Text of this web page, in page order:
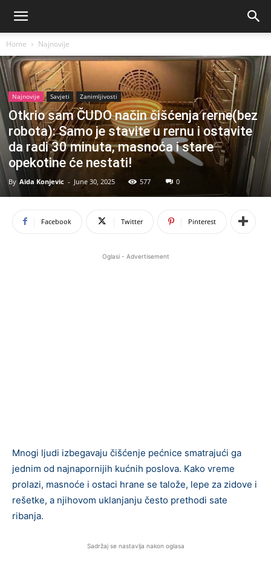
Home Najnovije
Najnovije Savjeti Zanimljivosti
Otkrio sam ČUDO način čišćenja rerne(bez
robota): Samo je stavite u rernu i ostavite
da radi 30 minuta, masnoća i stare
opekotine će nestati!
By Aida Konjevic - June 30, 2025 577 0
Facebook Twitter Pinterest
Oglasi - Advertisement
Mnogi ljudi izbegavaju čišćenje pećnice smatrajući ga
jednim od najnapornijih kućnih poslova. Kako vreme
prolazi, masnoće i ostaci hrane se talože, lepe za zidove i
rešetke, a njihovom uklanjanju često prethodi sate
ribanja.
Sadržaj se nastavlja nakon oglasa